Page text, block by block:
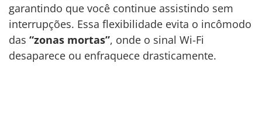
garantindo que você continue assistindo sem
interrupções. Essa flexibilidade evita o incômodo
das “zonas mortas”, onde o sinal Wi-Fi
desaparece ou enfraquece drasticamente.